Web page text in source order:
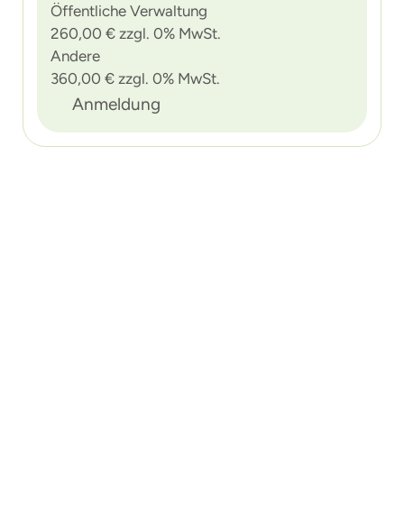
Öffentliche Verwaltung
260,00 € zzgl. 0% MwSt.
Andere
360,00 € zzgl. 0% MwSt.
Anmeldung